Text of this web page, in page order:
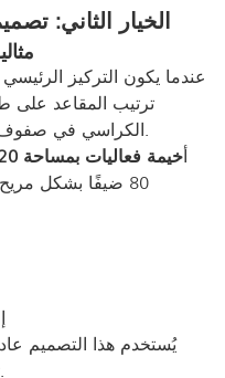
الخيار الثاني:
عندما يكون التركيز
ترتيب المقاعد على
الكراسي في صفوف مواجهة للمسرح أو منطقة العرض.
أخيمة فعاليات بمساحة 20 × 40
80 ضيفًا بشكل
يُستخدم هذا التصميم
توزيع الجوائز، والفعاليات المجتمعية.